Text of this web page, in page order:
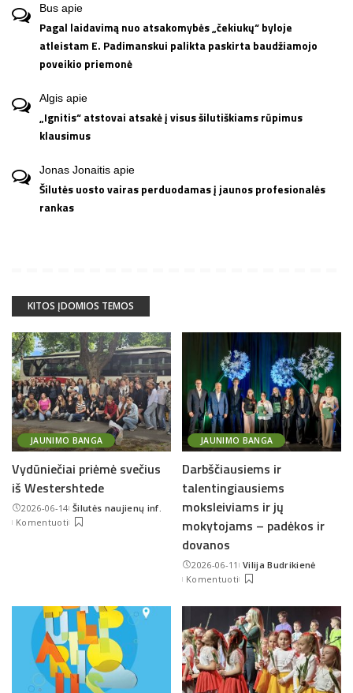
Bus apie
Pagal laidavimą nuo atsakomybės „čekiukų“ byloje
atleistam E. Padimanskui palikta paskirta baudžiamojo
poveikio priemonė
Algis apie
„Ignitis“ atstovai atsakė į visus šilutiškiams rūpimus
klausimus
Jonas Jonaitis apie
Šilutės uosto vairas perduodamas į jaunos profesionalės
rankas
KITOS ĮDOMIOS TEMOS
JAUNIMO BANGA
Vydūniečiai priėmė svečius
iš Westershtede
2026-06-14Posted
by
Šilutės naujienų inf.
Komentuoti
JAUNIMO BANGA
Darbščiausiems ir
talentingiausiems
moksleiviams ir jų
mokytojams – padėkos ir
dovanos
2026-06-11 Posted
by
Vilija Budrikienė
Komentuoti